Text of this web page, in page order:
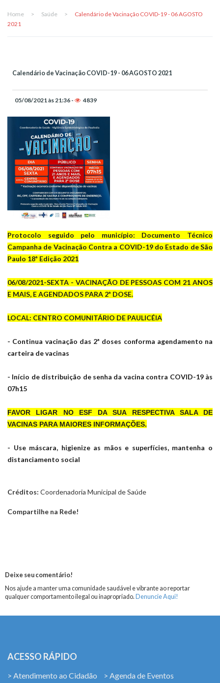
Home > Saúde >
Calendário de Vacinação COVID-19 - 06 AGOSTO
2021
Calendário de Vacinação COVID-19 - 06 AGOSTO 2021
05/08/2021 às 21:36 - 4839
Protocolo seguido pelo município: Documento Técnico
Campanha de Vacinação Contra a COVID-19 do Estado de São
Paulo 18ª Edição 2021
06/08/2021-SEXTA - VACINAÇÃO DE PESSOAS COM 21 ANOS
E MAIS, E AGENDADOS PARA 2ª DOSE.
LOCAL: CENTRO COMUNITÁRIO DE PAULICÉIA
- Continua vacinação das 2ª doses conforma agendamento na
carteira de vacinas
- Início de distribuição de senha da vacina contra COVID-19 às
07h15
FAVOR LIGAR NO ESF DA SUA RESPECTIVA SALA DE
VACINAS PARA MAIORES INFORMAÇÕES.
- Use máscara, higienize as mãos e superfícies, mantenha o
distanciamento social
Créditos: Coordenadoria Municipal de Saúde
Compartilhe na Rede!
Deixe seu comentário!
Nos ajude a manter uma comunidade saudável e vibrante ao reportar
qualquer comportamento ilegal ou inapropriado. Denuncie Aqui!
ACESSO RÁPIDO
> Atendimento ao Cidadão
> Agenda de Eventos